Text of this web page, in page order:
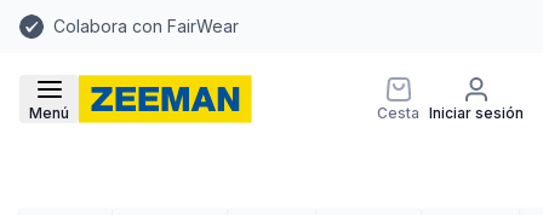
Colabora con FairWear
Menú Cesta Iniciar sesión